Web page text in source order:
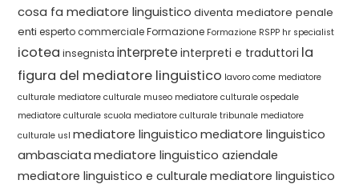
cosa fa mediatore linguistico diventa mediatore penale
enti esperto commerciale Formazione Formazione RSPP hr specialist
icotea insegnista interprete interpreti e traduttori la
figura del mediatore linguistico lavoro come mediatore
culturale mediatore culturale museo mediatore culturale ospedale
mediatore culturale scuola mediatore culturale tribunale mediatore
culturale usl mediatore linguistico mediatore linguistico
ambasciata mediatore linguistico aziendale
mediatore linguistico e culturale mediatore linguistico